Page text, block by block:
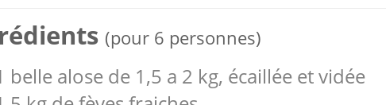
(pour 6 personnes)
belle alose de 1,5 a 2 kg, écaillée et vidée